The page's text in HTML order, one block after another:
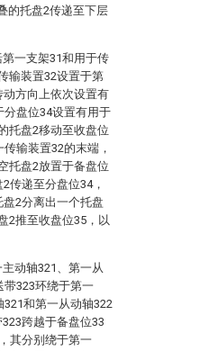
的托盘2传递至下层
一支架31和用于传
输装置32设置于第
方向上依次设置有
分盘位34设置有用于
托盘2移动至收盘位
输装置32的末端，
托盘2放置于备盘位
传递至分盘位34，
2分离出一个托盘
2推至收盘位35，以
动轴321、第一从
323环绕于第一
和第一从动轴322
跨越于备盘位33
其分别绕于第一